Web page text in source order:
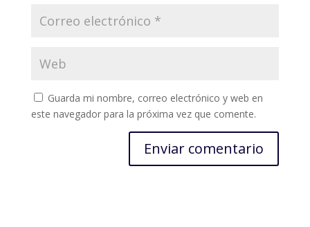
Guarda mi nombre, correo electrónico y web en
este navegador para la próxima vez que comente.